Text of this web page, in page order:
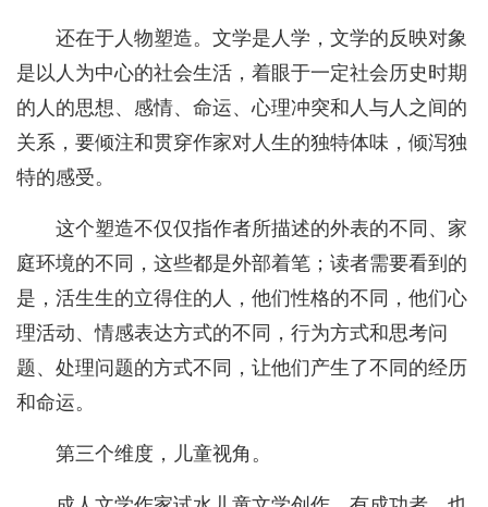
还在于人物塑造。文学是人学，文学的反映对象
是以人为中心的社会生活，着眼于一定社会历史时期
的人的思想、感情、命运、心理冲突和人与人之间的
关系，要倾注和贯穿作家对人生的独特体味，倾泻独
特的感受。
这个塑造不仅仅指作者所描述的外表的不同、家
庭环境的不同，这些都是外部着笔；读者需要看到的
是，活生生的立得住的人，他们性格的不同，他们心
理活动、情感表达方式的不同，行为方式和思考问
题、处理问题的方式不同，让他们产生了不同的经历
和命运。
第三个维度，儿童视角。